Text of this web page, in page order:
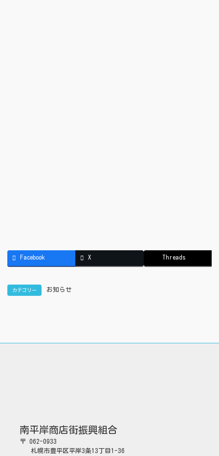
Facebook X Threads
カテゴリー お知らせ
南平岸商店街振興組合
〒 062-0933
札幌市豊平区平岸3条13丁目1-36